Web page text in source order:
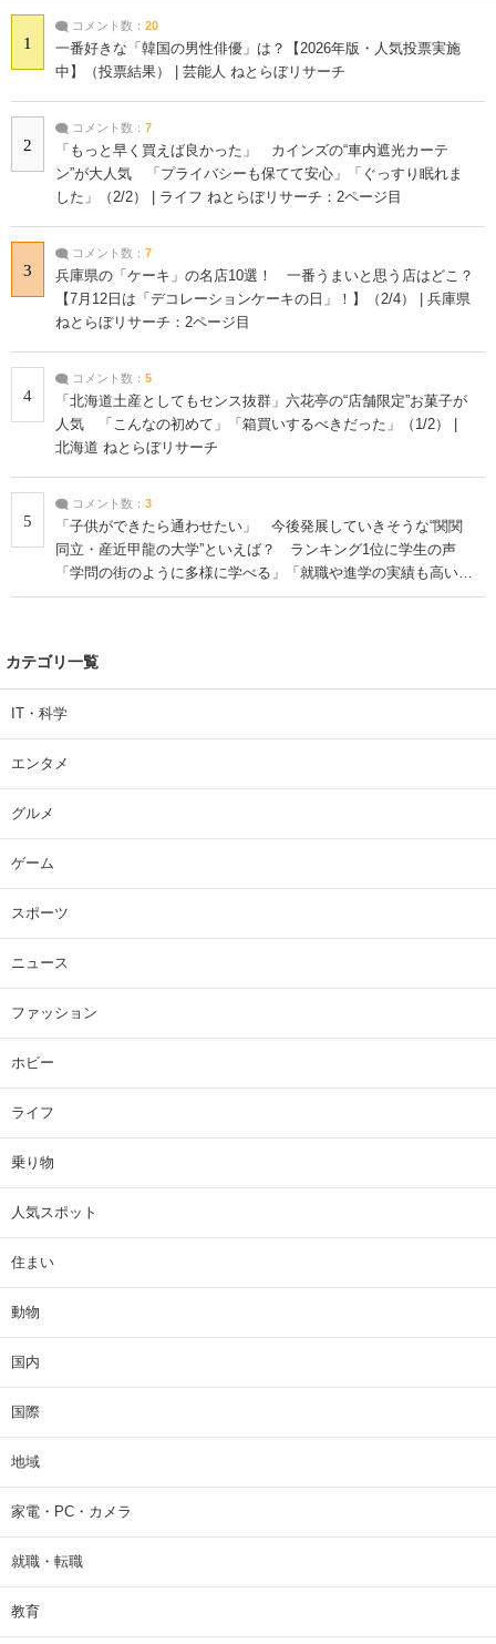
1
コメント数： 20
一番好きな「韓国の男性俳優」は？【2026年版・人気投票実施
中】（投票結果） | 芸能人 ねとらぼリサーチ
2
コメント数： 7
「もっと早く買えば良かった」 カインズの“車内遮光カーテ
ン”が大人気 「プライバシーも保てて安心」「ぐっすり眠れま
した」（2/2） | ライフ ねとらぼリサーチ：2ページ目
3
コメント数： 7
兵庫県の「ケーキ」の名店10選！ 一番うまいと思う店はどこ？
【7月12日は「デコレーションケーキの日」！】（2/4） | 兵庫県
ねとらぼリサーチ：2ページ目
4
コメント数： 5
「北海道土産としてもセンス抜群」六花亭の“店舗限定”お菓子が
人気 「こんなの初めて」「箱買いするべきだった」（1/2） |
北海道 ねとらぼリサーチ
5
コメント数： 3
「子供ができたら通わせたい」 今後発展していきそうな“関関
同立・産近甲龍の大学”といえば？ ランキング1位に学生の声
「学問の街のように多様に学べる」「就職や進学の実績も高い」
| 大学 ねとらぼリサーチ
カテゴリ一覧
IT・科学
エンタメ
グルメ
ゲーム
スポーツ
ニュース
ファッション
ホビー
ライフ
乗り物
人気スポット
住まい
動物
国内
国際
地域
家電・PC・カメラ
就職・転職
教育